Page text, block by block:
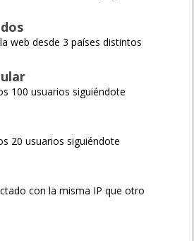
web desde 3 países distintos
100 usuarios siguiéndote
20 usuarios siguiéndote
con la misma IP que otro